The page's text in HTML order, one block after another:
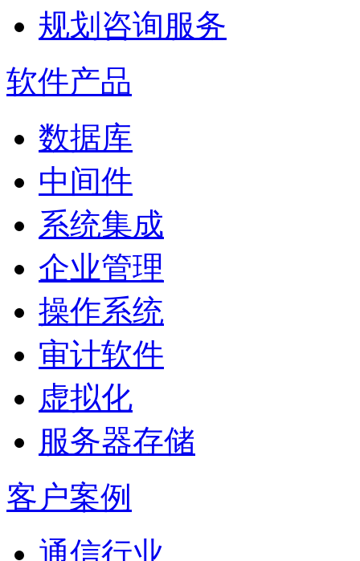
规划咨询服务
软件产品
数据库
中间件
系统集成
企业管理
操作系统
审计软件
虚拟化
服务器存储
客户案例
通信行业